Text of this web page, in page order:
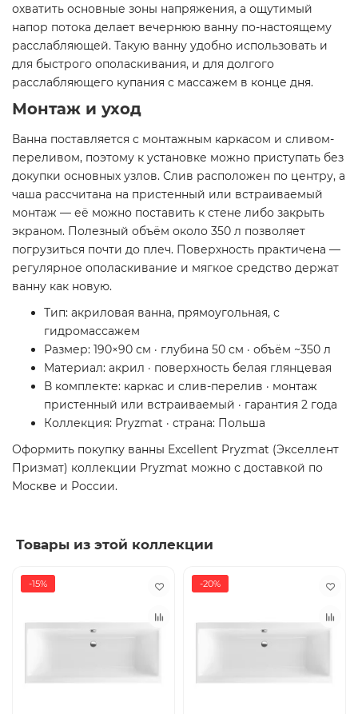
охватить основные зоны напряжения, а ощутимый
напор потока делает вечернюю ванну по-настоящему
расслабляющей. Такую ванну удобно использовать и
для быстрого ополаскивания, и для долгого
расслабляющего купания с массажем в конце дня.
Монтаж и уход
Ванна поставляется с монтажным каркасом и сливом-
переливом, поэтому к установке можно приступать без
докупки основных узлов. Слив расположен по центру, а
чаша рассчитана на пристенный или встраиваемый
монтаж — её можно поставить к стене либо закрыть
экраном. Полезный объём около 350 л позволяет
погрузиться почти до плеч. Поверхность практичена —
регулярное ополаскивание и мягкое средство держат
ванну как новую.
Тип: акриловая ванна, прямоугольная, с
гидромассажем
Размер: 190×90 см · глубина 50 см · объём ~350 л
Материал: акрил · поверхность белая глянцевая
В комплекте: каркас и слив-перелив · монтаж
пристенный или встраиваемый · гарантия 2 года
Коллекция: Pryzmat · страна: Польша
Оформить покупку ванны Excellent Pryzmat (Экселлент
Призмат) коллекции Pryzmat можно с доставкой по
Москве и России.
Товары из этой коллекции
-15% -20%